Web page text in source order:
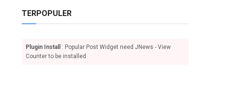
TERPOPULER
Plugin Install
: Popular Post Widget need JNews - View
Counter to be installed